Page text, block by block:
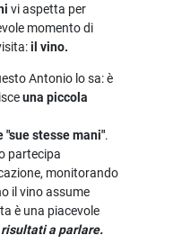
vi aspetta per
momento di
il vino.
Antonio lo sa: è
una piccola
stesse mani".
partecipa
monitorando
il vino assume
è una piacevole
a parlare.